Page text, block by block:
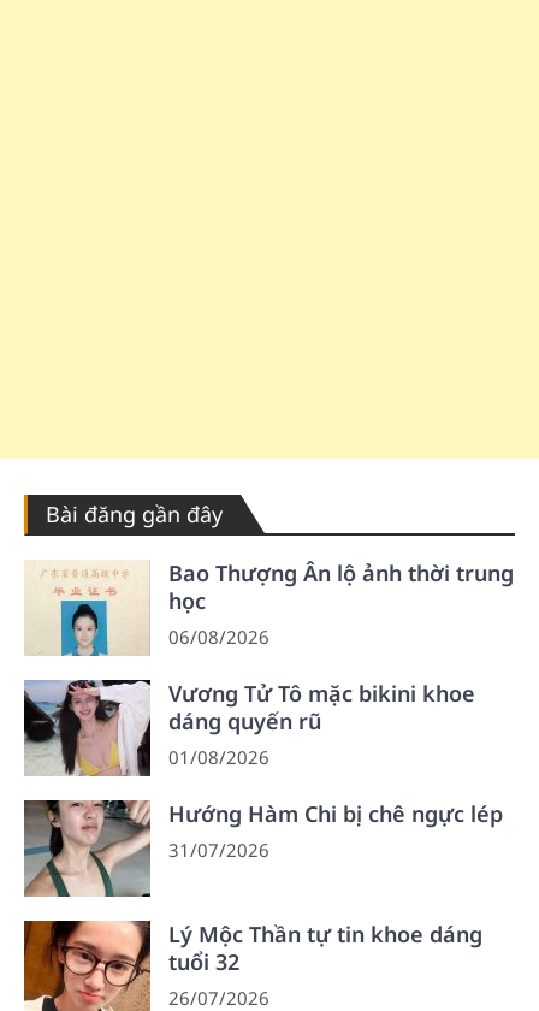
Bài đăng gần đây
Bao Thượng Ân lộ ảnh thời trung
học
06/08/2026
Vương Tử Tô mặc bikini khoe
dáng quyến rũ
01/08/2026
Hướng Hàm Chi bị chê ngực lép
31/07/2026
Lý Mộc Thần tự tin khoe dáng
tuổi 32
26/07/2026